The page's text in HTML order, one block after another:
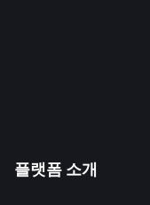
플랫폼 소개